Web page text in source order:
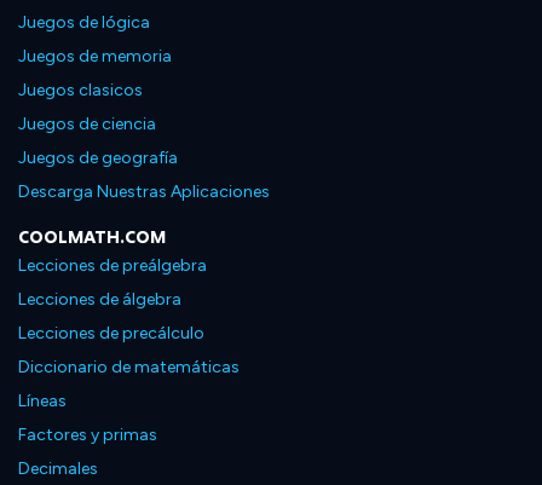
Juegos de lógica
Juegos de memoria
Juegos clasicos
Juegos de ciencia
Juegos de geografía
Descarga Nuestras Aplicaciones
COOLMATH.COM
Lecciones de preálgebra
Lecciones de álgebra
Lecciones de precálculo
Diccionario de matemáticas
Líneas
Factores y primas
Decimales